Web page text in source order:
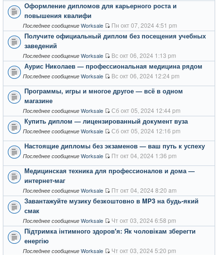
Оформление дипломов для карьерного роста и
повышения квалифи
Последнее сообщение Worksale Пн окт 07, 2024 4:51 pm
Получите официальный диплом без посещения учебных
заведений
Последнее сообщение Worksale Вс окт 06, 2024 1:13 pm
Аурис Николаев — профессиональная медицина рядом
Последнее сообщение Worksale Вс окт 06, 2024 12:24 pm
Программы, игры и многое другое — всё в одном
магазине
Последнее сообщение Worksale Сб окт 05, 2024 12:44 pm
Купить диплом — лицензированный документ вуза
Последнее сообщение Worksale Сб окт 05, 2024 12:16 pm
Настоящие дипломы без экзаменов — ваш путь к успеху
Последнее сообщение Worksale Пт окт 04, 2024 1:36 pm
Медицинская техника для профессионалов и дома —
интернет-маг
Последнее сообщение Worksale Пт окт 04, 2024 8:20 am
Завантажуйте музику безкоштовно в MP3 на будь-який
смак
Последнее сообщение Worksale Чт окт 03, 2024 6:58 pm
Підтримка інтимного здоров'я: Як чоловікам зберегти
енергію
Последнее сообщение Worksale Чт окт 03, 2024 5:20 pm